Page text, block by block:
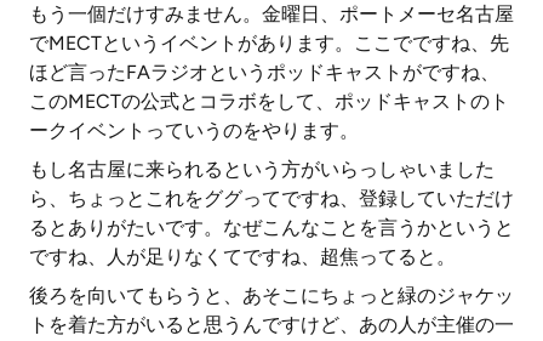
もう一個だけすみません。金曜日、ポートメーセ名古屋
でMECTというイベントがあります。ここでですね、先
ほど言ったFAラジオというポッドキャストがですね、
このMECTの公式とコラボをして、ポッドキャストのト
ークイベントっていうのをやります。
もし名古屋に来られるという方がいらっしゃいました
ら、ちょっとこれをググってですね、登録していただけ
るとありがたいです。なぜこんなことを言うかというと
ですね、人が足りなくてですね、超焦ってると。
後ろを向いてもらうと、あそこにちょっと緑のジャケッ
トを着た方がいると思うんですけど、あの人が主催の一